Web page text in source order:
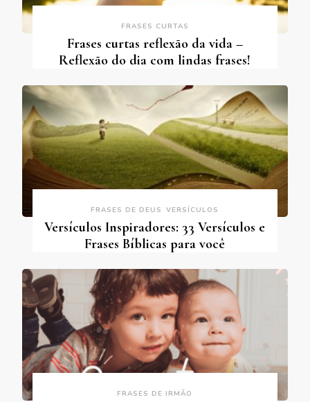
FRASES CURTAS
Frases curtas reflexão da vida –
Reflexão do dia com lindas frases!
FRASES DE DEUS VERSÍCULOS
Versículos Inspiradores: 33 Versículos e
Frases Bíblicas para você
FRASES DE IRMÃO